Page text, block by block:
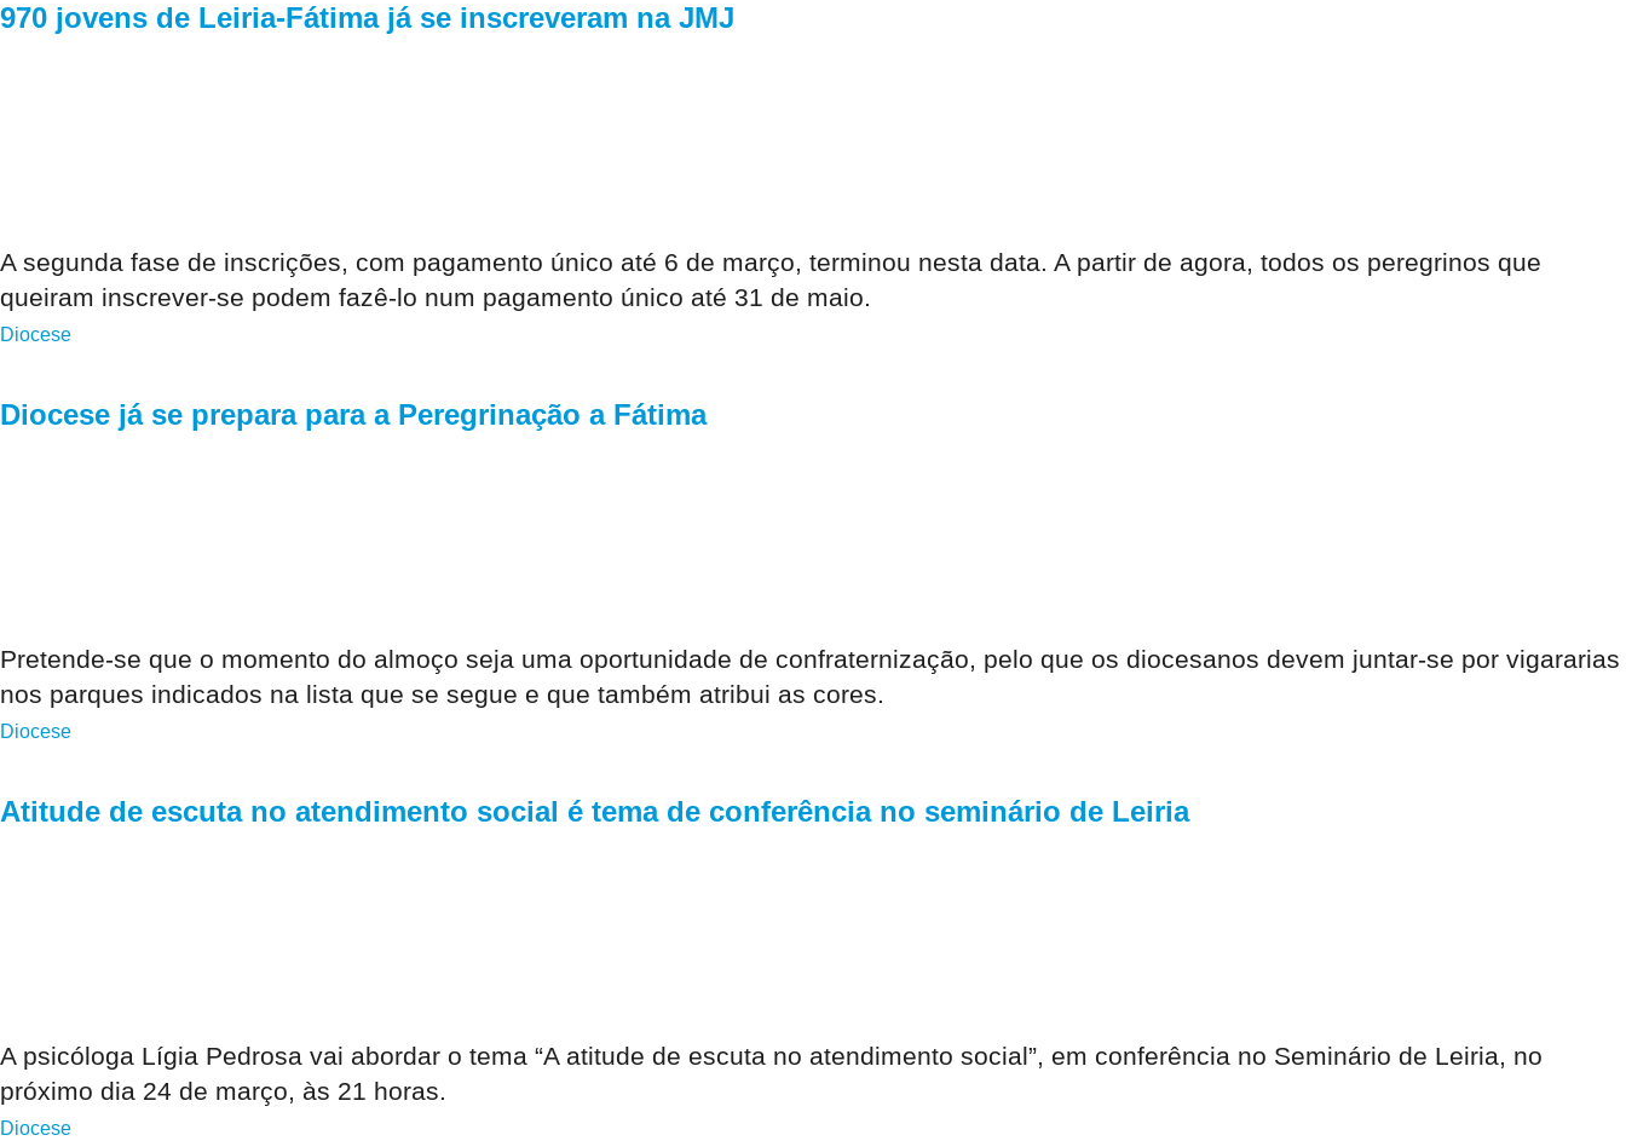
970 jovens de Leiria-Fátima já se inscreveram na JMJ
A segunda fase de inscrições, com pagamento único até 6 de março, terminou nesta data. A partir de agora, todos os peregrinos que
queiram inscrever-se podem fazê-lo num pagamento único até 31 de maio.
Diocese
Diocese já se prepara para a Peregrinação a Fátima
Pretende-se que o momento do almoço seja uma oportunidade de confraternização, pelo que os diocesanos devem juntar-se por vigararias
nos parques indicados na lista que se segue e que também atribui as cores.
Diocese
Atitude de escuta no atendimento social é tema de conferência no seminário de Leiria
A psicóloga Lígia Pedrosa vai abordar o tema “A atitude de escuta no atendimento social”, em conferência no Seminário de Leiria, no
próximo dia 24 de março, às 21 horas.
Diocese